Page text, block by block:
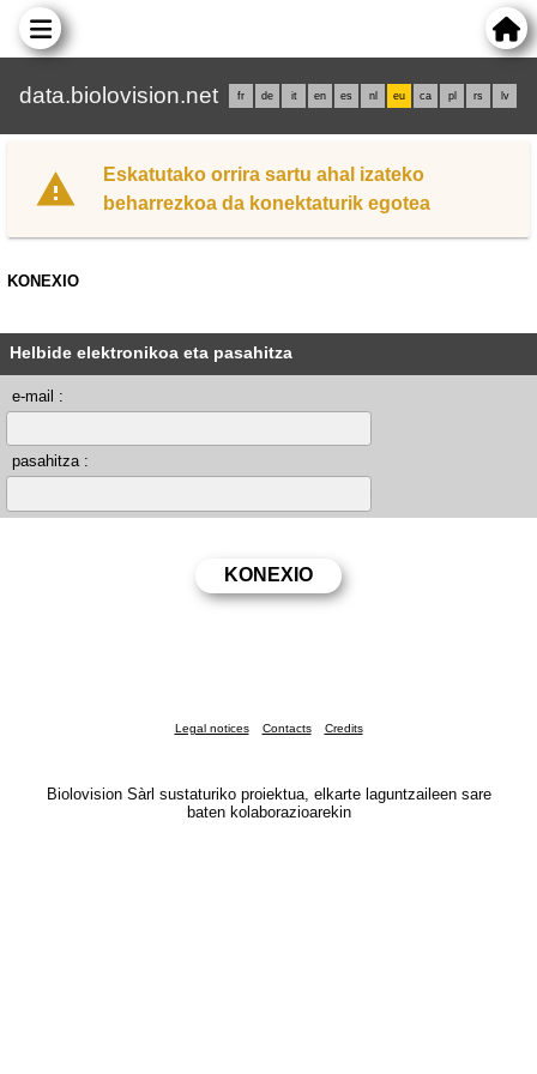
data.biolovision.net fr de it en es nl eu ca pl rs lv
Eskatutako orrira sartu ahal izateko
beharrezkoa da konektaturik egotea
KONEXIO
Helbide elektronikoa eta pasahitza
e-mail :
pasahitza :
Legal notices Contacts Credits
Biolovision Sàrl sustaturiko proiektua, elkarte laguntzaileen sare
baten kolaborazioarekin